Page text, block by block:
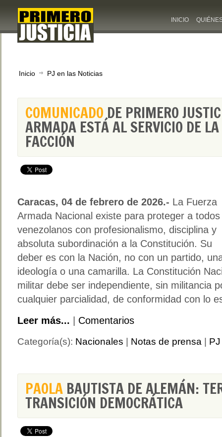
INICIO
Inicio PJ en las Noticias
COMUNICADODE PRIMERO
ARMADA ESTÁ AL SERVICIO DE
FACCIÓN
Caracas, 04 de febrero de 2026.- La Fuerza
Armada Nacional existe para proteger a todos
venezolanos con profesionalismo, disciplina y
absoluta subordinación a la Constitución. Su
deber es con la Nación, no con un partido,
ideología o una camarilla. La Constitución
militar debe ser independiente, sin militancia
cualquier parcialidad, de conformidad con lo
Leer más...
Comentarios
Categoría(s): Nacionales Notas de prensa
PAOLA BAUTISTA DE ALEMÁN:
TRANSICIÓN DEMOCRÁTICA